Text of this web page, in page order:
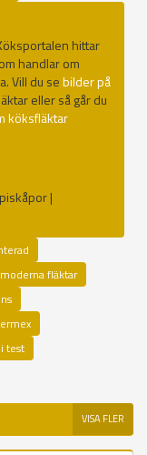
hittar
handlar om
Vill du sebilder på
eller så går du
köksfläktar
|
moderna fläktar
test
VISA FLER